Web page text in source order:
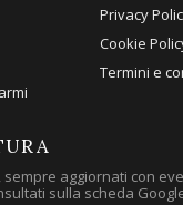
Privacy
Cookie
Termini e
aggiornati con
sulla scheda